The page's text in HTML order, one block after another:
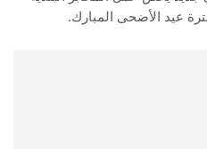
عيد الأضحى المبارك.